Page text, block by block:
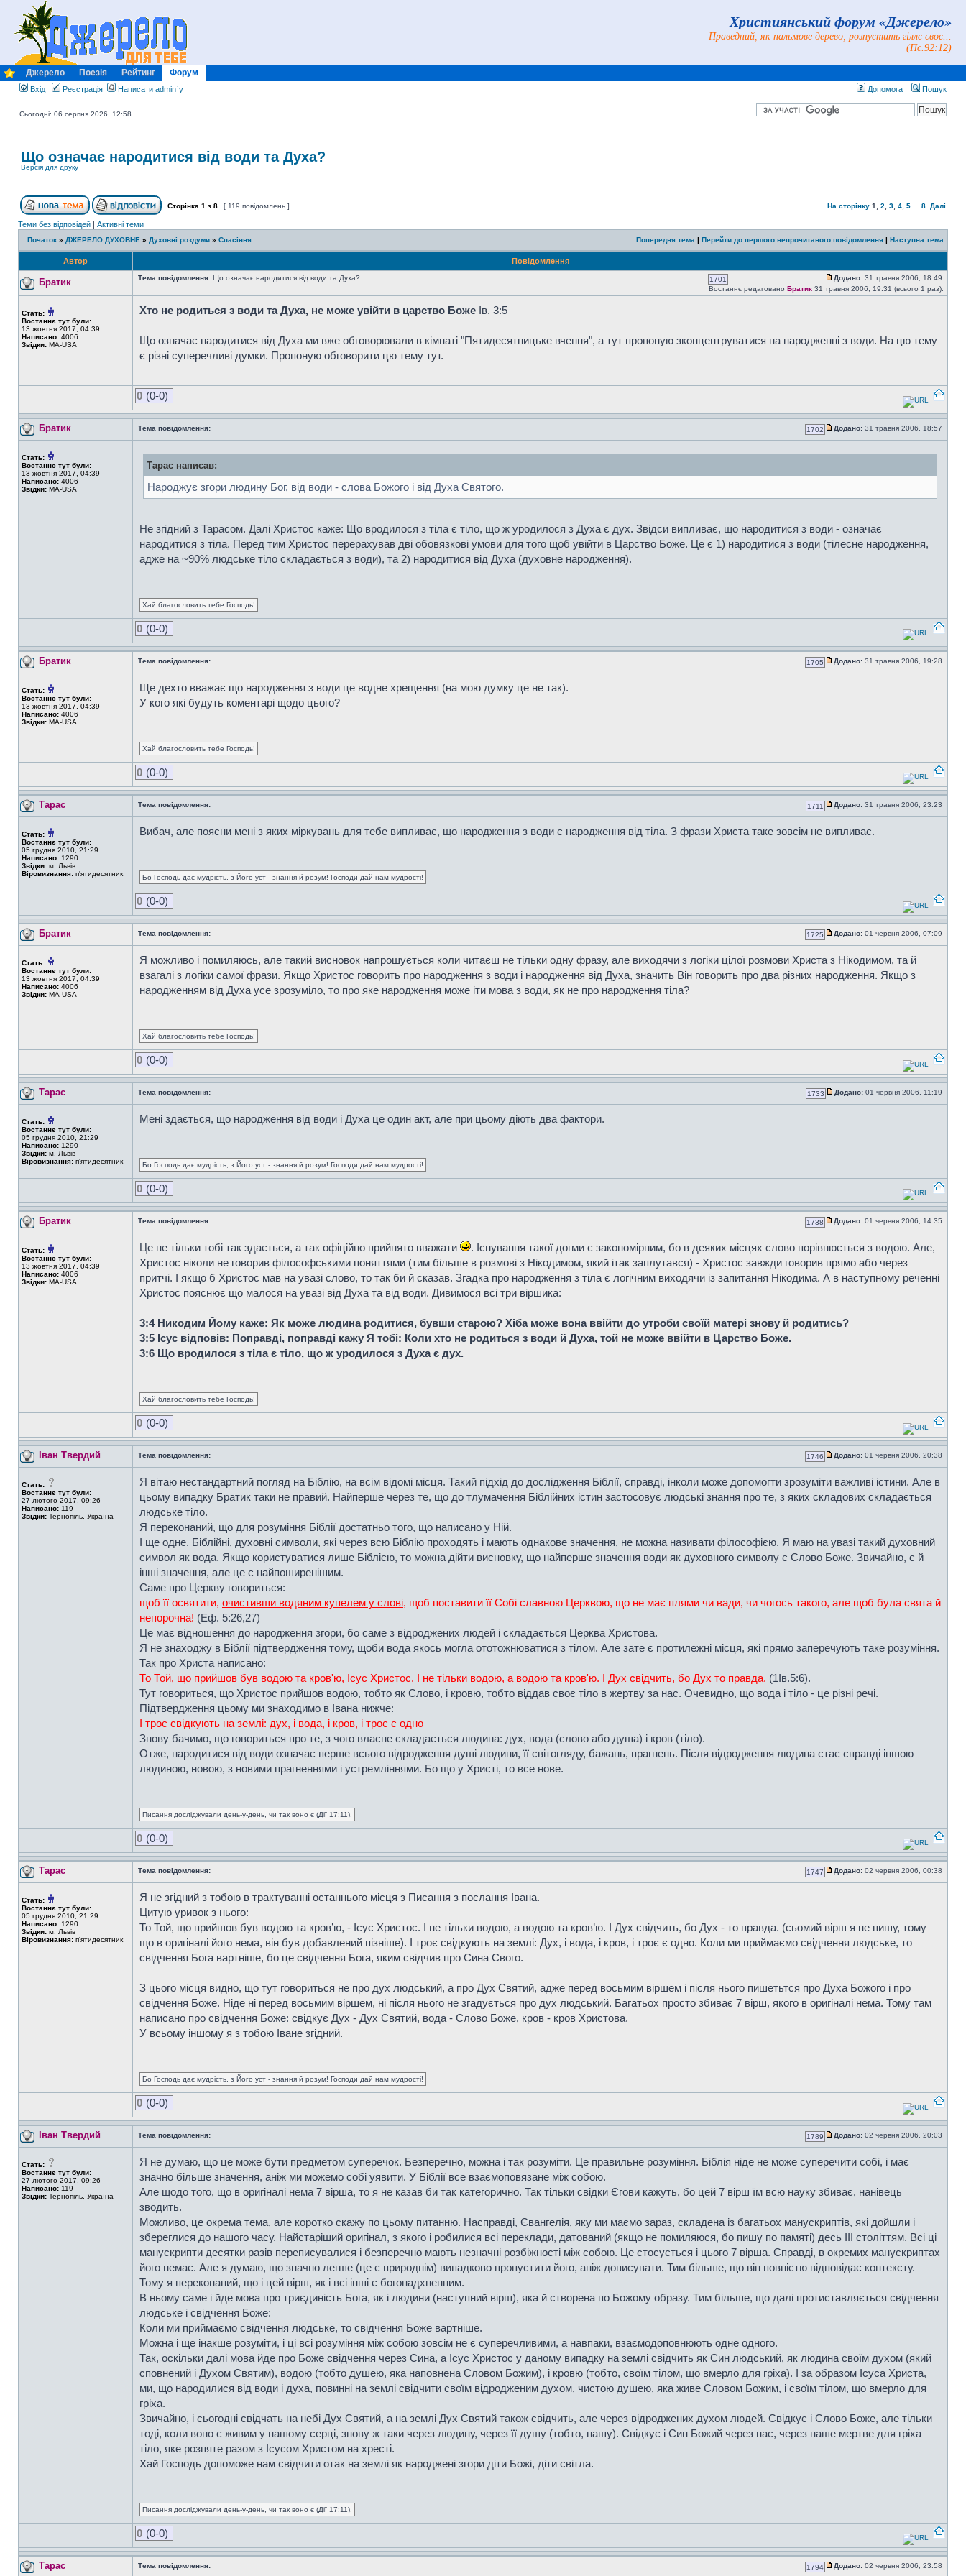
Християнський форум «Джерело»
Праведний, як пальмове дерево, розпустить гіллє своє...
(Пс.92:12)
Джерело Поезія Рейтинг Форум
Вхід Реєстрація Написати admin`у Допомога Пошук
Сьогодні: 06 серпня 2026, 12:58
Що означає народитися від води та Духа?
Версія для друку
Сторінка 1 з 8 [ 119 повідомлень ] На сторінку 1 2 3 4 5 8 Далі
Теми без відповідей | Активні теми
Початок » ДЖЕРЕЛО ДУХОВНЕ » Духовні роздуми » Спасіння Попередня тема | Перейти до першого непрочитаного повідомлення | Наступна тема
Автор Повідомлення
Братик Тема повідомлення: Що означає народитися від води та Духа? 1701 Додано: 31 травня 2006, 18:49
Востаннє редаговано Братик 31 травня 2006, 19:31 (всього 1 раз).
Стать:
Востаннє тут були:
13 жовтня 2017, 04:39
Написано: 4006
Звідки: MA-USA
Хто не родиться з води та Духа, не може увійти в царство Боже Ів. 3:5
Що означає народитися від Духа ми вже обговорювали в кімнаті "Пятидесятницьке вчення", а тут пропоную зконцентруватися на народженні з води. На цю тему
є різні суперечливі думки. Пропоную обговорити цю тему тут.
0 (0-0)
Братик Тема повідомлення: 1702 Додано: 31 травня 2006, 18:57
Стать:
Востаннє тут були:
13 жовтня 2017, 04:39
Написано: 4006
Звідки: MA-USA
Тарас написав:
Народжує згори людину Бог, від води - слова Божого і від Духа Святого.
Не згідний з Тарасом. Далі Христос каже: Що вродилося з тіла є тіло, що ж уродилося з Духа є дух. Звідси випливає, що народитися з води - означає
народитися з тіла. Перед тим Христос перерахував дві обовязкові умови для того щоб увійти в Царство Боже. Це є 1) народитися з води (тілесне народження,
адже на ~90% людське тіло складається з води), та 2) народитися від Духа (духовне народження).
Хай благословить тебе Господь!
0 (0-0)
Братик Тема повідомлення: 1705 Додано: 31 травня 2006, 19:28
Стать:
Востаннє тут були:
13 жовтня 2017, 04:39
Написано: 4006
Звідки: MA-USA
Ще дехто вважає що народження з води це водне хрещення (на мою думку це не так).
У кого які будуть коментарі щодо цього?
Хай благословить тебе Господь!
0 (0-0)
Тарас Тема повідомлення: 1711 Додано: 31 травня 2006, 23:23
Стать:
Востаннє тут були:
05 грудня 2010, 21:29
Написано: 1290
Звідки: м. Львів
Віровизнання: п'ятидесятник
Вибач, але поясни мені з яких міркувань для тебе випливає, що народження з води є народження від тіла. З фрази Христа таке зовсім не випливає.
Бо Господь дає мудрість, з Його уст - знання й розум! Господи дай нам мудрості!
0 (0-0)
Братик Тема повідомлення: 1725 Додано: 01 червня 2006, 07:09
Стать:
Востаннє тут були:
13 жовтня 2017, 04:39
Написано: 4006
Звідки: MA-USA
Я можливо і помиляюсь, але такий висновок напрошується коли читаєш не тільки одну фразу, але виходячи з логіки цілої розмови Христа з Нікодимом, та й
взагалі з логіки самої фрази. Якщо Христос говорить про народження з води і народження від Духа, значить Він говорить про два різних народження. Якщо з
народженням від Духа усе зрозуміло, то про яке народження може іти мова з води, як не про народження тіла?
Хай благословить тебе Господь!
0 (0-0)
Тарас Тема повідомлення: 1733 Додано: 01 червня 2006, 11:19
Стать:
Востаннє тут були:
05 грудня 2010, 21:29
Написано: 1290
Звідки: м. Львів
Віровизнання: п'ятидесятник
Мені здається, що народження від води і Духа це один акт, але при цьому діють два фактори.
Бо Господь дає мудрість, з Його уст - знання й розум! Господи дай нам мудрості!
0 (0-0)
Братик Тема повідомлення: 1738 Додано: 01 червня 2006, 14:35
Стать:
Востаннє тут були:
13 жовтня 2017, 04:39
Написано: 4006
Звідки: MA-USA
Це не тільки тобі так здається, а так офіційно прийнято вважати
. Існування такої догми є закономірним, бо в деяких місцях слово порівнюється з водою. Але,
Христос ніколи не говорив філософськими поняттями (тим більше в розмові з Нікодимом, який ітак заплутався) - Христос завжди говорив прямо або через
притчі. І якщо б Христос мав на увазі слово, то так би й сказав. Згадка про народження з тіла є логічним виходячи із запитання Нікодима. А в наступному реченні
Христос пояснює що малося на увазі від Духа та від води. Дивимося всі три віршика:
3:4 Никодим Йому каже: Як може людина родитися, бувши старою? Хіба може вона ввійти до утроби своїй матері знову й родитись?
3:5 Ісус відповів: Поправді, поправді кажу Я тобі: Коли хто не родиться з води й Духа, той не може ввійти в Царство Боже.
3:6 Що вродилося з тіла є тіло, що ж уродилося з Духа є дух.
Хай благословить тебе Господь!
0 (0-0)
Іван Твердий Тема повідомлення: 1746 Додано: 01 червня 2006, 20:38
Стать:
Востаннє тут були:
27 лютого 2017, 09:26
Написано: 119
Звідки: Тернопіль, Україна
Я вітаю нестандартний погляд на Біблію, на всім відомі місця. Такий підхід до дослідження Біблії, справді, інколи може допомогти зрозуміти важливі істини. Але в
цьому випадку Братик таки не правий. Найперше через те, що до тлумачення Біблійних істин застосовує людські знання про те, з яких складових складається
людське тіло.
Я переконаний, що для розуміння Біблії достатньо того, що написано у Ній.
І ще одне. Біблійні, духовні символи, які через всю Біблію проходять і мають однакове значення, не можна називати філософією. Я маю на увазі такий духовний
символ як вода. Якщо користуватися лише Біблією, то можна дійти висновку, що найперше значення води як духовного символу є Слово Боже. Звичайно, є й
інші значення, але це є найпоширенішим.
Саме про Церкву говориться:
щоб її освятити, очистивши водяним купелем у слові, щоб поставити її Собі славною Церквою, що не має плями чи вади, чи чогось такого, але щоб була свята й
непорочна! (Еф. 5:26,27)
Це має відношення до народження згори, бо саме з відроджених людей і складається Церква Христова.
Я не знаходжу в Біблії підтвердження тому, щоби вода якось могла ототожнюватися з тілом. Але зате є протилежні місця, які прямо заперечують таке розуміння.
Так про Христа написано:
То Той, що прийшов був водою та кров'ю, Ісус Христос. І не тільки водою, а водою та кров'ю. І Дух свідчить, бо Дух то правда. (1Ів.5:6).
Тут говориться, що Христос прийшов водою, тобто як Слово, і кровю, тобто віддав своє тіло в жертву за нас. Очевидно, що вода і тіло - це різні речі.
Підтвердження цьому ми знаходимо в Івана нижче:
І троє свідкують на землі: дух, і вода, і кров, і троє є одно
Знову бачимо, що говориться про те, з чого власне складається людина: дух, вода (слово або душа) і кров (тіло).
Отже, народитися від води означає перше всього відродження душі людини, її світогляду, бажань, прагнень. Після відродження людина стає справді іншою
людиною, новою, з новими прагненнями і устремліннями. Бо що у Христі, то все нове.
Писання досліджували день-у-день, чи так воно є (Дії 17:11).
0 (0-0)
Тарас Тема повідомлення: 1747 Додано: 02 червня 2006, 00:38
Стать:
Востаннє тут були:
05 грудня 2010, 21:29
Написано: 1290
Звідки: м. Львів
Віровизнання: п'ятидесятник
Я не згідний з тобою в трактуванні останнього місця з Писання з послання Івана.
Цитую уривок з нього:
То Той, що прийшов був водою та кров’ю, - Ісус Христос. І не тільки водою, а водою та кров’ю. І Дух свідчить, бо Дух - то правда. (сьомий вірш я не пишу, тому
що в оригіналі його нема, він був добавлений пізніше). І троє свідкують на землі: Дух, і вода, і кров, і троє є одно. Коли ми приймаємо свідчення людське, то
свідчення Бога вартніше, бо це свідчення Бога, яким свідчив про Сина Свого.
З цього місця видно, що тут говориться не про дух людський, а про Дух Святий, адже перед восьмим віршем і після нього пишетьтся про Духа Божого і про
свідчення Боже. Ніде ні перед восьмим віршем, ні після нього не згадується про дух людський. Багатьох просто збиває 7 вірш, якого в оригіналі нема. Тому там
написано про свідчення Боже: свідкує Дух - Дух Святий, вода - Слово Боже, кров - кров Христова.
У всьому іншому я з тобою Іване згідний.
Бо Господь дає мудрість, з Його уст - знання й розум! Господи дай нам мудрості!
0 (0-0)
Іван Твердий Тема повідомлення: 1789 Додано: 02 червня 2006, 20:03
Стать:
Востаннє тут були:
27 лютого 2017, 09:26
Написано: 119
Звідки: Тернопіль, Україна
Я не думаю, що це може бути предметом суперечок. Безперечно, можна і так розуміти. Це правильне розуміння. Біблія ніде не може суперечити собі, і має
значно більше значення, аніж ми можемо собі уявити. У Біблії все взаємоповязане між собою.
Але щодо того, що в оригіналі нема 7 вірша, то я не казав би так категорично. Так тільки свідки Єгови кажуть, бо цей 7 вірш їм всю науку збиває, нанівець
зводить.
Можливо, це окрема тема, але коротко скажу по цьому питанню. Насправді, Євангелія, яку ми маємо зараз, складена із багатьох манускриптів, які дойшли і
збереглися до нашого часу. Найстаріший оригінал, з якого і робилися всі переклади, датований (якщо не помиляюся, бо пишу по памяті) десь ІІІ століттям. Всі ці
манускрипти десятки разів переписувалися і безперечно мають незначні розбіжності між собою. Це стосується і цього 7 вірша. Справді, в окремих манускриптах
його немає. Але я думаю, що значно легше (це є природнім) випадково пропустити його, аніж дописувати. Тим більше, що він повністю відповідає контексту.
Тому я переконаний, що і цей вірш, як і всі інші є богонадхненним.
В ньому саме і йде мова про триєдиність Бога, як і людини (наступний вірш), яка й створена по Божому образу. Тим більше, що далі протиставляється свідчення
людське і свідчення Боже:
Коли ми приймаємо свідчення людське, то свідчення Боже вартніше.
Можна і ще інакше розуміти, і ці всі розуміння між собою зовсім не є суперечливими, а навпаки, взаємодоповнюють одне одного.
Так, оскільки далі мова йде про Боже свідчення через Сина, а Ісус Христос у даному випадку на землі свідчить як Син людський, як людина своїм духом (який
сповнений і Духом Святим), водою (тобто душею, яка наповнена Словом Божим), і кровю (тобто, своїм тілом, що вмерло для гріха). І за образом Ісуса Христа,
ми, що народилися від води і духа, повинні на землі свідчити своїм відродженим духом, чистою душею, яка живе Словом Божим, і своїм тілом, що вмерло для
гріха.
Звичайно, і сьогодні свідчать на небі Дух Святий, а на землі Дух Святий також свідчить, але через відроджених духом людей. Свідкує і Слово Боже, але тільки
тоді, коли воно є живим у нашому серці, знову ж таки через людину, через її душу (тобто, нашу). Свідкує і Син Божий через нас, через наше мертве для гріха
тіло, яке розпяте разом з Ісусом Христом на хресті.
Хай Господь допоможе нам свідчити отак на землі як народжені згори діти Божі, діти світла.
Писання досліджували день-у-день, чи так воно є (Дії 17:11).
0 (0-0)
Тарас Тема повідомлення: 1794 Додано: 02 червня 2006, 23:58